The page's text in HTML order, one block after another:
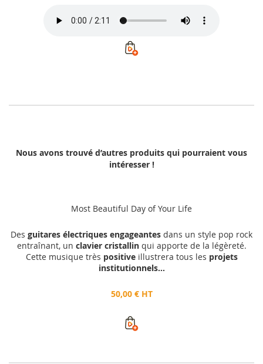
Nous avons trouvé d’autres produits qui pourraient vous
intéresser !
Most Beautiful Day of Your Life
Des guitares électriques engageantes dans un style pop rock
entraînant, un clavier cristallinqui apporte de la légèreté.
Cette musique très positiveillustrera tous les projets
institutionnels...
50,00 € HT